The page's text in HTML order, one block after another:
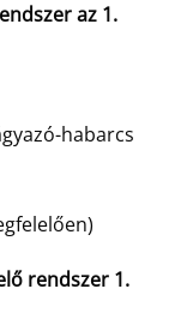
az 1.
habarcs
rendszer 1.